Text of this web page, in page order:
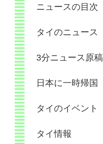
ニュースの目次
タイのニュース
3分ニュース原稿
日本に一時帰国
タイのイベント
タイ情報